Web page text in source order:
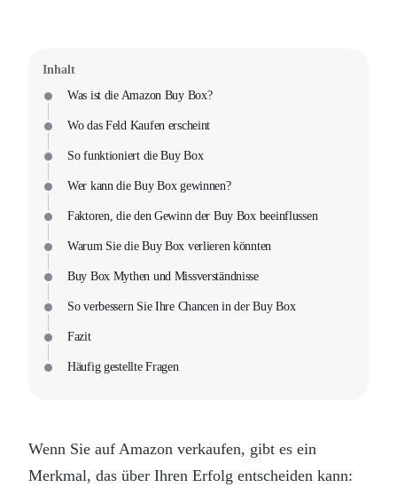
Inhalt
Was ist die Amazon Buy Box?
Wo das Feld Kaufen erscheint
So funktioniert die Buy Box
Wer kann die Buy Box gewinnen?
Faktoren, die den Gewinn der Buy Box beeinflussen
Warum Sie die Buy Box verlieren könnten
Buy Box Mythen und Missverständnisse
So verbessern Sie Ihre Chancen in der Buy Box
Fazit
Häufig gestellte Fragen
Wenn Sie auf Amazon verkaufen, gibt es ein
Merkmal, das über Ihren Erfolg entscheiden kann: